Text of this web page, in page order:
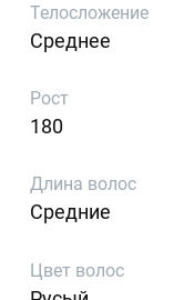
Телосложение
Среднее
Рост
180
Длина волос
Средние
Цвет волос